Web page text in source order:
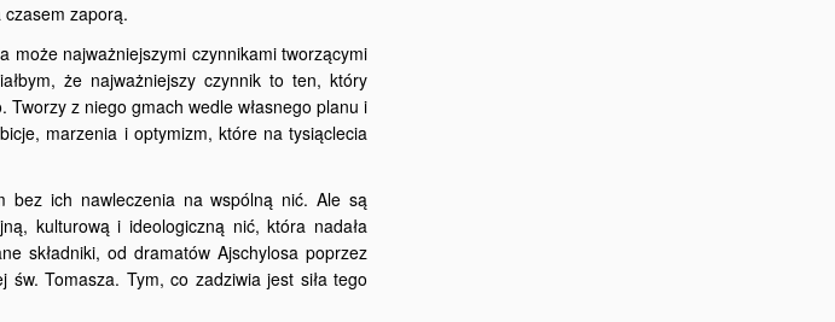
czasem zaporą.
może najważniejszymi czynnikami tworzącymi
że najważniejszy czynnik to ten, który
z niego gmach wedle własnego planu i
marzenia i optymizm, które na tysiąclecia
bez ich nawleczenia na wspólną nić. Ale są
kulturową i ideologiczną nić, która nadała
składniki, od dramatów Ajschylosa poprzez
Tomasza. Tym, co zadziwia jest siła tego